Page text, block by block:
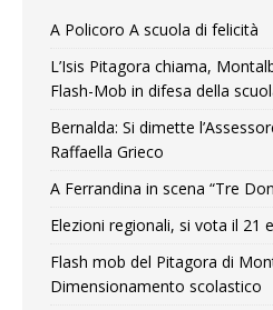
A Policoro A scuola di felicità
L’Isis Pitagora chiama,
Flash-Mob in difesa della
Bernalda: Si dimette
Raffaella Grieco
A Ferrandina in scena “Tre
Elezioni regionali, si vota il 21
Flash mob del Pitagora di
Dimensionamento scolastico